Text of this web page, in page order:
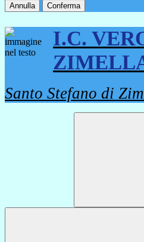
Annulla Conferma
I.C.
Santo Stefano di